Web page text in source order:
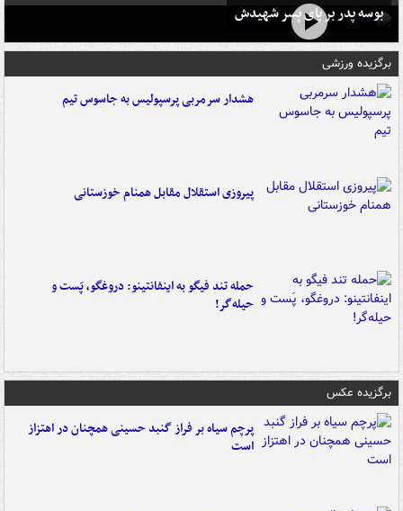
بوسه‌ پدر بر پای پسر شهیدش
برگزیده ورزشی
هشدار سرمربی پرسپولیس به جاسوس تیم
پیروزی استقلال مقابل همنام خوزستانی
حمله تند فیگو به اینفانتینو: دروغگو، پَست‌ و
حیله‌گر!
برگزیده عکس
پرچم سیاه بر فراز گنبد حسینی همچنان در اهتزاز
است